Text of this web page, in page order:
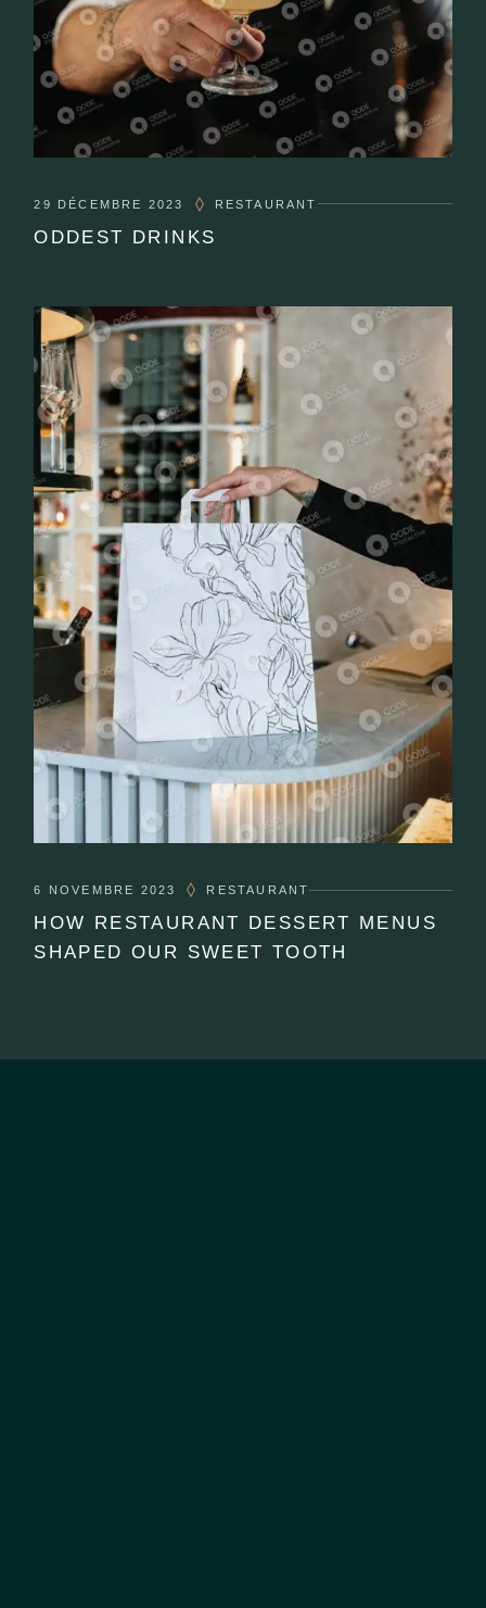
29 DÉCEMBRE 2023 RESTAURANT
ODDEST DRINKS
6 NOVEMBRE 2023 RESTAURANT
HOW RESTAURANT DESSERT MENUS
SHAPED OUR SWEET TOOTH